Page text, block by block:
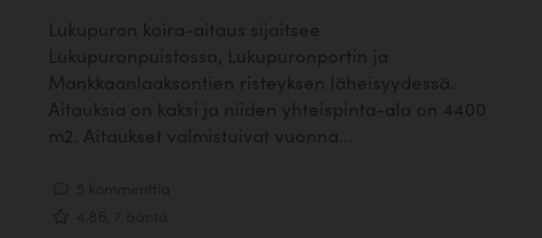
Lukupuron koira-aitaus sijaitsee
Lukupuronpuistossa, Lukupuronportin ja
Mankkaanlaaksontien risteyksen läheisyydessä.
Aitauksia on kaksi ja niiden yhteispinta-ala on 4400
m2. Aitaukset valmistuivat vuonna...